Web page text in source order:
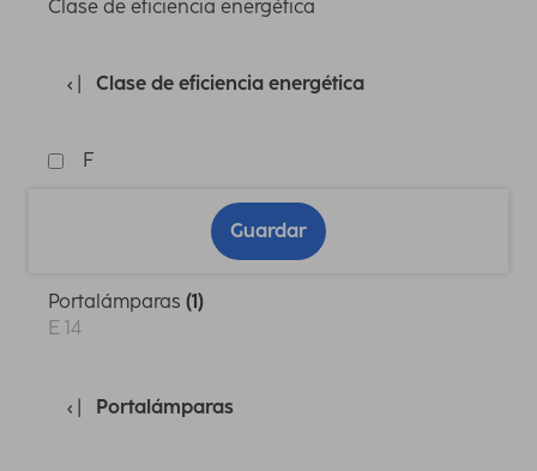
Clase de eficiencia energética
Clase de eficiencia energética
F
Guardar
Portalámparas (1)
E 14
Portalámparas